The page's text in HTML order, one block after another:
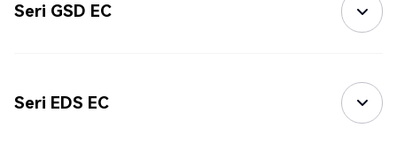
Seri GSD EC
Seri EDS EC